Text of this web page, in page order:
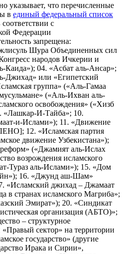
указывает, что перечисленные
в единый федеральный список
с
Федерации
запрещена:
Шура Объединенных сил
народов Ичкерии и
Каида»); 04. «Асбат аль-Ансар»;
Джихад» или «Египетский
группа» («Аль-Гамаа
(«Аль-Ихван аль-
освобождения» («Хизб
«Лашкар-И-Тайба»; 10.
и-Ислами»); 11. «Движение
12. «Исламская партия
движение Узбекистана»);
(«Джамият аль-Ислах
возрождения исламского
Тураз аль-Ислами»); 15. «Дом
16. «Джунд аш-Шам»
«Исламский джихад – Джамаат
в странах исламского Магриба»;
Эмират»); 20. «Синдикат
организация (АБТО)»;
– структурное
«Правый сектор» на территории
государство» (другие
Ирака и Сирии»,